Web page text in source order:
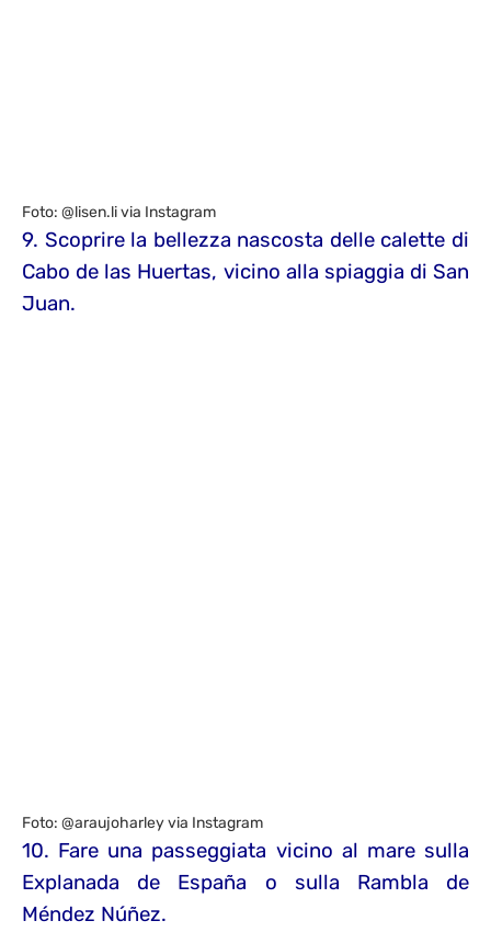
Foto: @lisen.li via Instagram
9. Scoprire la bellezza nascosta delle calette di
Cabo de las Huertas, vicino alla spiaggia di San
Juan.
Foto: @araujoharley via Instagram
10. Fare una passeggiata vicino al mare sulla
Explanada de España o sulla Rambla de
Méndez Núñez.